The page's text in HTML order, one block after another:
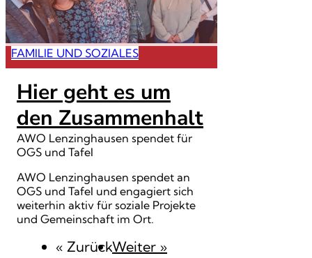
FAMILIE UND SOZIALES
Hier geht es um
den Zusammenhalt
AWO Lenzinghausen spendet für
OGS und Tafel
AWO Lenzinghausen spendet an
OGS und Tafel und engagiert sich
weiterhin aktiv für soziale Projekte
und Gemeinschaft im Ort.
« ZurückWeiter »